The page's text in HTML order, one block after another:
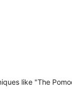
like "The